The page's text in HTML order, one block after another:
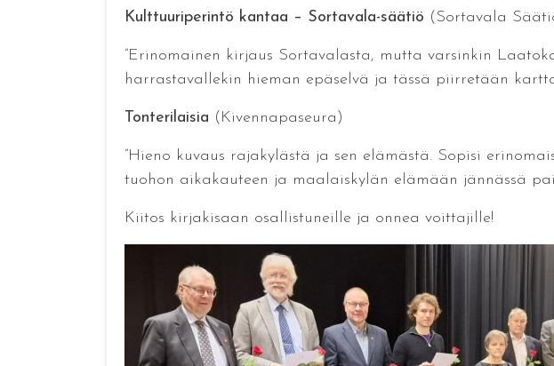
Kulttuuriperintö kantaa – Sortavala-säätiö (Sortavala
”Erinomainen kirjaus Sortavalasta, mutta varsinkin
harrastavallekin hieman epäselvä ja tässä piirretään
Tonterilaisia (Kivennapaseura)
”Hieno kuvaus rajakylästä ja sen elämästä. Sopisi
tuohon aikakauteen ja maalaiskylän elämään jännässä
Kiitos kirjakisaan osallistuneille ja onnea voittajille!